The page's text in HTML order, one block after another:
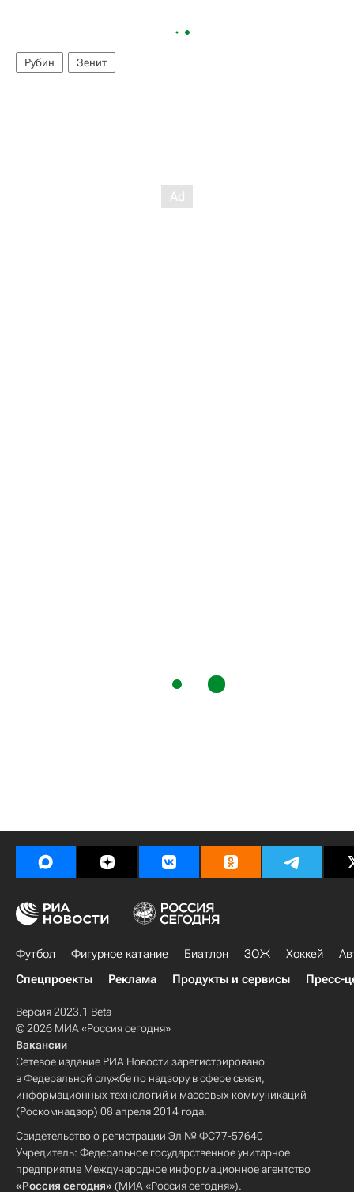
Рубин Зенит
Футбол Фигурное катание Биатлон ЗОЖ Хоккей
Спецпроекты
Реклама Продукты и сервисы Пресс-
Версия 2023.1 Beta
© 2026 МИА «Россия сегодня»
Вакансии
Сетевое издание РИА Новости зарегистрировано
в Федеральной службе по надзору в сфере связи,
информационных технологий и массовых коммуникаций
(Роскомнадзор) 08 апреля 2014 года.
Свидетельство о регистрации Эл № ФС77-57640
Учредитель: Федеральное государственное унитарное
предприятие Международное информационное агентство
«Россия сегодня» (МИА «Россия сегодня»).